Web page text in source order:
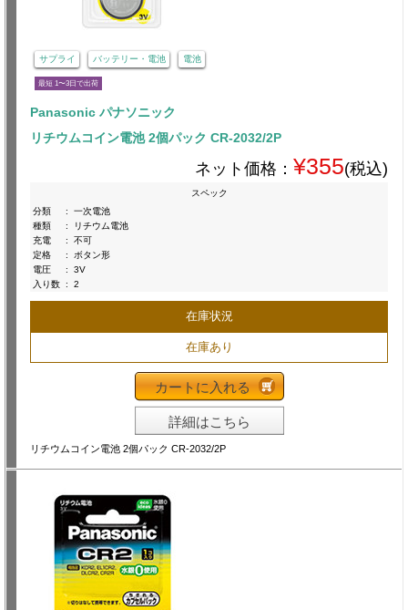
サプライ バッテリー・電池 電池
最短 1〜3日で出荷
Panasonic パナソニック
リチウムコイン電池 2個パック CR-2032/2P
ネット価格： ¥355(税込)
スペック
分類
:
一次電池
種類
:
リチウム電池
充電
:
不可
定格
:
ボタン形
電圧
:
3V
入り数 : 2
在庫状況
在庫あり
カートに入れる
詳細はこちら
リチウムコイン電池 2個パック CR-2032/2P